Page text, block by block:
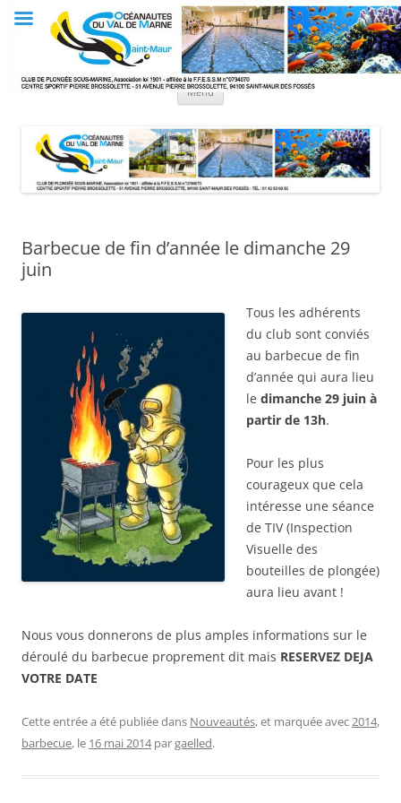
Club OVM
Les Océanautes du Val de Marne
Menu
Barbecue de fin d’année le dimanche 29
juin
Tous les adhérents
du club sont conviés
au barbecue de fin
d’année qui aura lieu
le dimanche 29 juin à
partir de 13h.
Pour les plus
courageux que cela
intéresse une séance
de TIV (Inspection
Visuelle des
bouteilles de plongée)
aura lieu avant !
Nous vous donnerons de plus amples informations sur le
déroulé du barbecue proprement dit mais RESERVEZ DEJA
VOTRE DATE
Cette entrée a été publiée dans Nouveautés, et marquée avec2014,
barbecue, le 16 mai 2014 pargaelled.